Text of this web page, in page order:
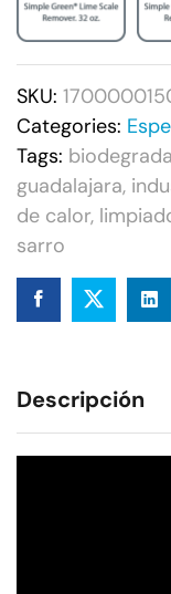
SKU:
Categories:
Tags:
guadalajara,
de calor,
sarro
Descripción